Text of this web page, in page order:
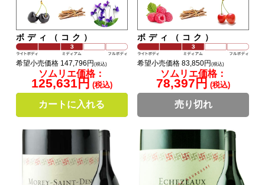
ボディ（コク）
希望小売価格 147,796円(税込)
ソムリエ価格：
125,631円 (税込)
カートに入れる
ボディ（コク）
希望小売価格 83,850円(税込)
ソムリエ価格：
78,397円 (税込)
売り切れ